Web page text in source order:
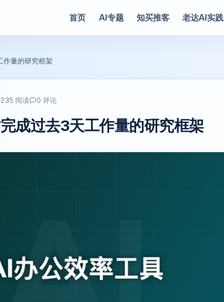
首页 AI专题 知买推客 老达AI实践
作量的研究框架
235 阅读 0 评论
成过去3天工作量的研究框架